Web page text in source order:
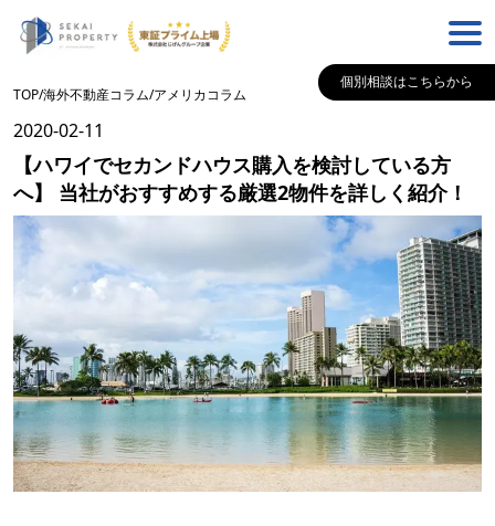
個別相談はこちらから
TOP/海外不動産コラム/アメリカコラム
2020-02-11
【ハワイでセカンドハウス購入を検討している方
へ】 当社がおすすめする厳選2物件を詳しく紹介！